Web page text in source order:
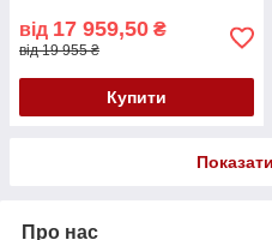
від 17 959,50 ₴
від 19 955 ₴
Купити
Про нас